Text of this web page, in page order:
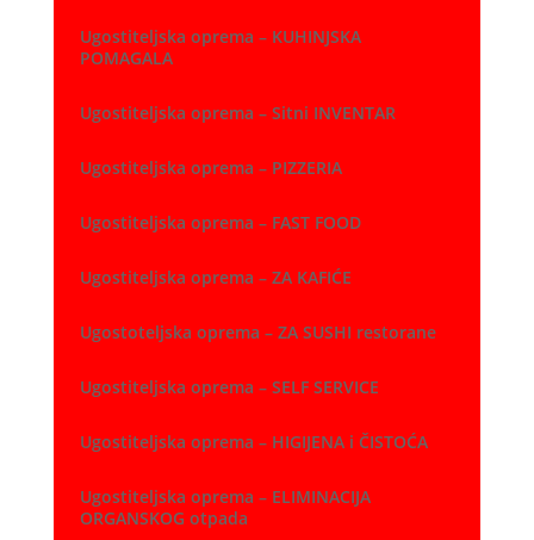
Ugostiteljska oprema – KUHINJSKA
POMAGALA
Ugostiteljska oprema – Sitni INVENTAR
Ugostiteljska oprema – PIZZERIA
Ugostiteljska oprema – FAST FOOD
Ugostiteljska oprema – ZA KAFIĆE
Ugostoteljska oprema – ZA SUSHI restorane
Ugostiteljska oprema – SELF SERVICE
Ugostiteljska oprema – HIGIJENA i ČISTOĆA
Ugostiteljska oprema – ELIMINACIJA
ORGANSKOG otpada